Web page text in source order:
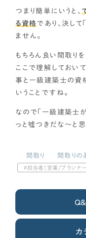
間取り
契約後の
時事ネタ
コンテンツから探す
用語解説で学ぶ
つまり簡単にいうと、
る資格であり、決して
ません。
もちろん良い間取り
ここで理解しておい
事と一級建築士の資
いうことですね。
なので「一級建築士が
っと嘘つきだな～と思
間取り 間取りの
担当者（営業/プランナ
カ